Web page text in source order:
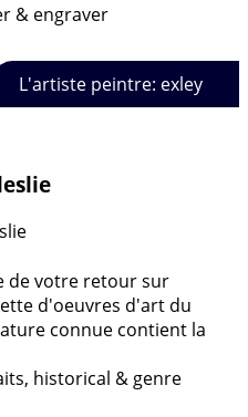
& engraver
L'artiste peintre: exley
de votre retour sur
d'oeuvres d'art du
connue contient la
historical & genre